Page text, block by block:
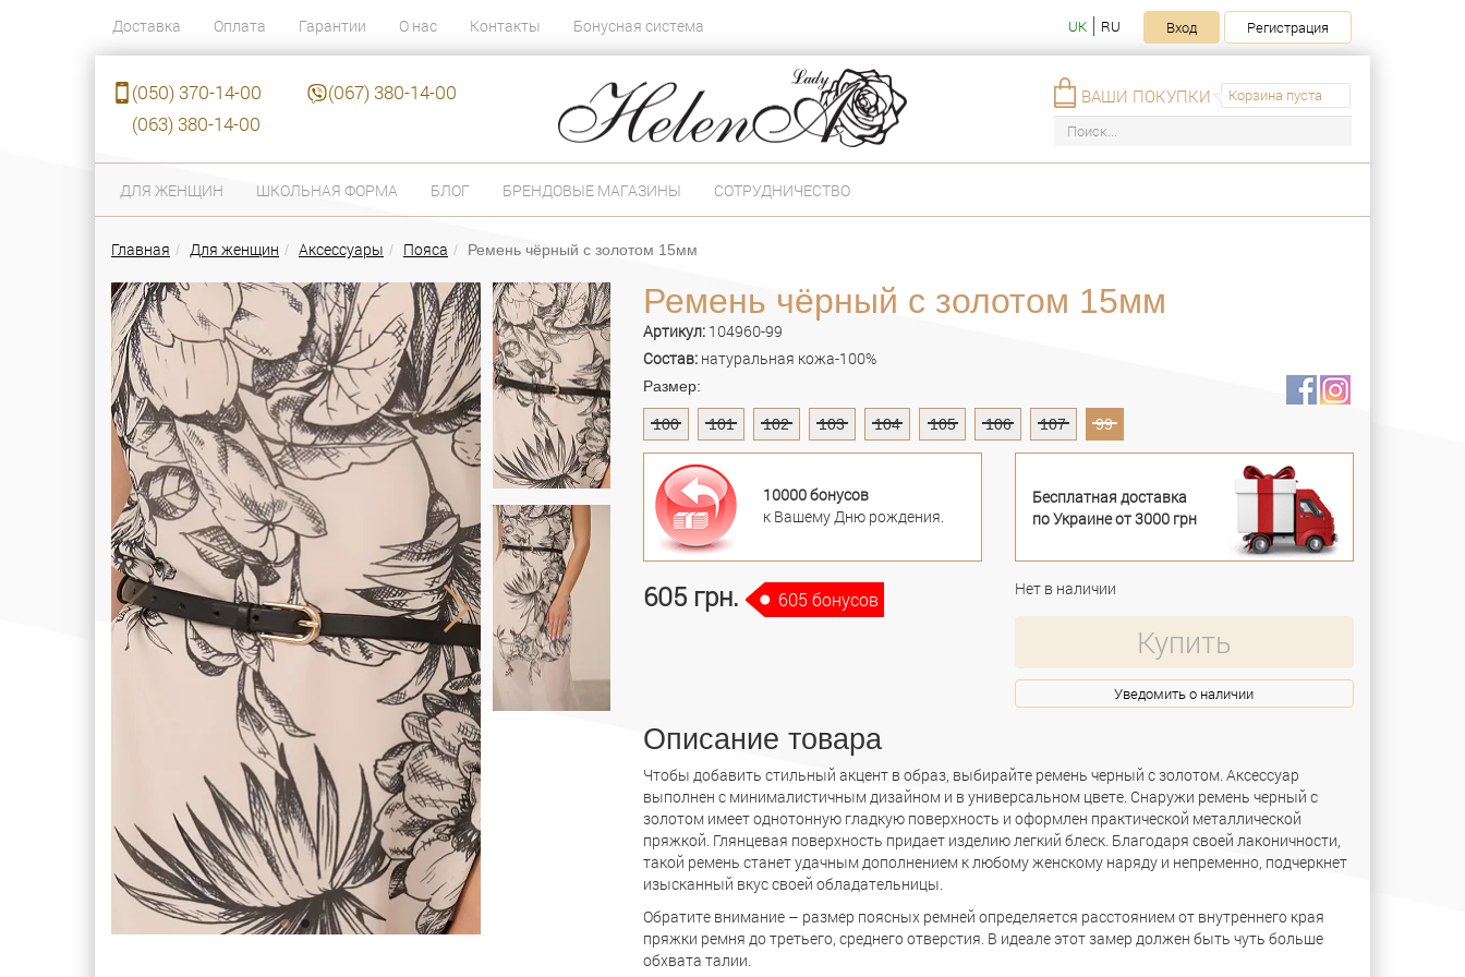
Доставка Оплата Гарантии О нас Контакты Бонусная система UK RU Вход Регистрация
(050) 370-14-00
(067) 380-14-00
(063) 380-14-00
Корзина пуста
ВАШИ ПОКУПКИ
ДЛЯ ЖЕНЩИН ШКОЛЬНАЯ ФОРМА БЛОГ БРЕНДОВЫЕ МАГАЗИНЫ СОТРУДНИЧЕСТВО
Главная Для женщин Аксессуары Пояса Ремень чёрный с золотом 15мм
Ремень чёрный с золотом 15мм
Артикул: 104960-99
Состав: натуральная кожа-100%
Размер:
100 101 102 103 104 105 106 107 99
10000 бонусов
к Вашему Дню рождения.
Бесплатная доставка
по Украине от 3000 грн
605 грн. 605 бонусов Нет в наличии
Купить
Уведомить о наличии
Описание товара
Чтобы добавить стильный акцент в образ, выбирайте ремень черный с золотом. Аксессуар
выполнен с минималистичным дизайном и в универсальном цвете. Снаружи ремень черный с
золотом имеет однотонную гладкую поверхность и оформлен практической металлической
пряжкой. Глянцевая поверхность придает изделию легкий блеск. Благодаря своей лаконичности,
такой ремень станет удачным дополнением к любому женскому наряду и непременно, подчеркнет
изысканный вкус своей обладательницы.
Обратите внимание – размер поясных ремней определяется расстоянием от внутреннего края
пряжки ремня до третьего, среднего отверстия. В идеале этот замер должен быть чуть больше
обхвата талии.